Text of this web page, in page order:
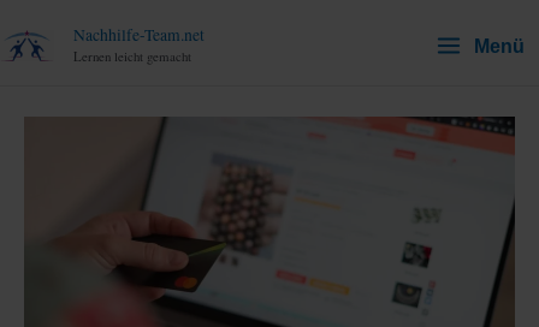
Inhalt
Nachhilfe-Team.net
Lernen leicht gemacht Menü